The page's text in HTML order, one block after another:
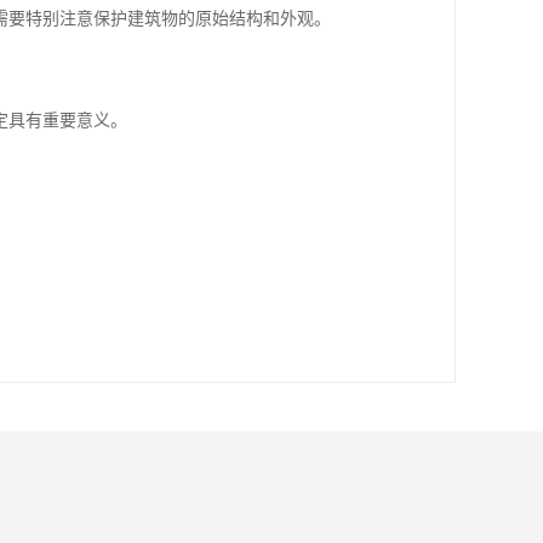
特别注意保护建筑物的原始结构和外观。
有重要意义。